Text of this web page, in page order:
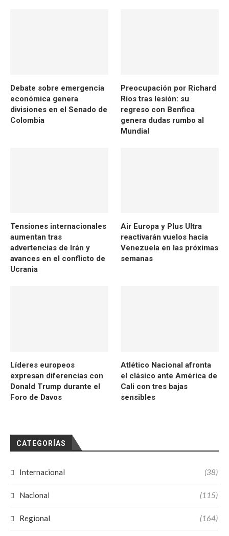
Debate sobre emergencia
económica genera
divisiones en el Senado de
Colombia
Preocupación por Richard
Ríos tras lesión: su
regreso con Benfica
genera dudas rumbo al
Mundial
Tensiones internacionales
aumentan tras
advertencias de Irán y
avances en el conflicto de
Ucrania
Air Europa y Plus Ultra
reactivarán vuelos hacia
Venezuela en las próximas
semanas
Líderes europeos
expresan diferencias con
Donald Trump durante el
Foro de Davos
Atlético Nacional afronta
el clásico ante América de
Cali con tres bajas
sensibles
CATEGORÍAS
Internacional (38)
Nacional (115)
Regional (164)